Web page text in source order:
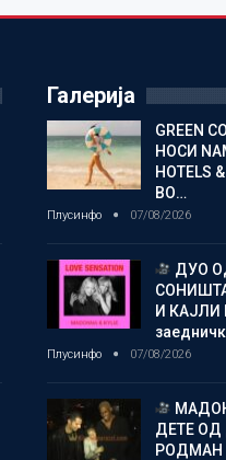
Галерија
GREEN
НОСИ
HOTELS
ВО…
Плусинфо 07/08/2026
ДУО
И КАЈЛИ
Плусинфо 07/08/2026
ДЕТЕ ОД
РОДМАН